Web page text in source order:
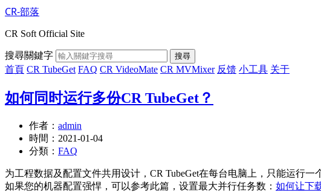
CR-部落
CR Soft Official Site
搜尋關鍵字 搜尋
首頁 CR TubeGet FAQ CR VideoMate CR MVMixer 反馈 小工具 关于
如何同时运行多份CR TubeGet？
作者： admin
時間： 2021-01-04
分類： FAQ
为工程数据及配置文件共用设计，CR TubeGet在每台电脑上，只能运行一
如果您的机器配置强悍，可以参考此篇，设置最大并行任务数： 如何让下